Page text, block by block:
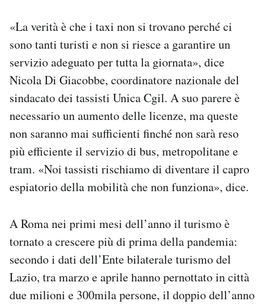
«La verità è che i taxi non si trovano perché ci
sono tanti turisti e non si riesce a garantire un
servizio adeguato per tutta la giornata», dice
Nicola Di Giacobbe, coordinatore nazionale del
sindacato dei tassisti Unica Cgil. A suo parere è
necessario un aumento delle licenze, ma queste
non saranno mai sufficienti finché non sarà reso
più efficiente il servizio di bus, metropolitane e
tram. «Noi tassisti rischiamo di diventare il capro
espiatorio della mobilità che non funziona», dice.
A Roma nei primi mesi dell’anno il turismo è
tornato a crescere più di prima della pandemia:
secondo i dati dell’Ente bilaterale turismo del
Lazio, tra marzo e aprile hanno pernottato in città
due milioni e 300mila persone, il doppio dell’anno